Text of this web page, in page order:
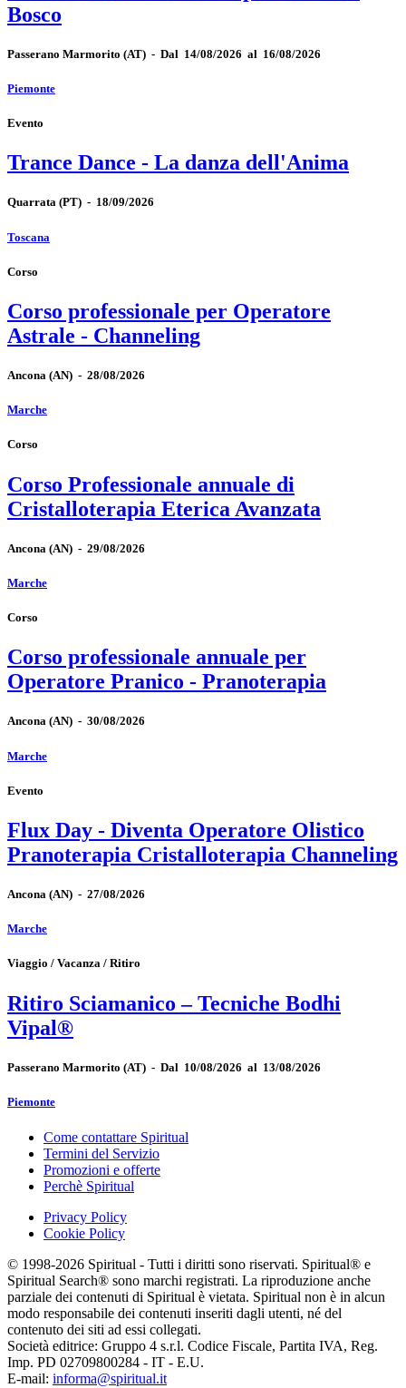
Bosco
Passerano Marmorito (AT) - Dal 14/08/2026 al 16/08/2026
Piemonte
Evento
Trance Dance - La danza dell'Anima
Quarrata (PT) - 18/09/2026
Toscana
Corso
Corso professionale per Operatore
Astrale - Channeling
Ancona (AN) - 28/08/2026
Marche
Corso
Corso Professionale annuale di
Cristalloterapia Eterica Avanzata
Ancona (AN) - 29/08/2026
Marche
Corso
Corso professionale annuale per
Operatore Pranico - Pranoterapia
Ancona (AN) - 30/08/2026
Marche
Evento
Flux Day - Diventa Operatore Olistico
Pranoterapia Cristalloterapia Channeling
Ancona (AN) - 27/08/2026
Marche
Viaggio / Vacanza / Ritiro
Ritiro Sciamanico – Tecniche Bodhi
Vipal®
Passerano Marmorito (AT) - Dal 10/08/2026 al 13/08/2026
Piemonte
Come contattare Spiritual
Termini del Servizio
Promozioni e offerte
Perchè Spiritual
Privacy Policy
Cookie Policy
© 1998-2026 Spiritual - Tutti i diritti sono riservati. Spiritual® e
Spiritual Search® sono marchi registrati. La riproduzione anche
parziale dei contenuti di Spiritual è vietata. Spiritual non è in alcun
modo responsabile dei contenuti inseriti dagli utenti, né del
contenuto dei siti ad essi collegati.
Società editrice: Gruppo 4 s.r.l. Codice Fiscale, Partita IVA, Reg.
Imp. PD 02709800284 - IT - E.U.
E-mail: informa@spiritual.it